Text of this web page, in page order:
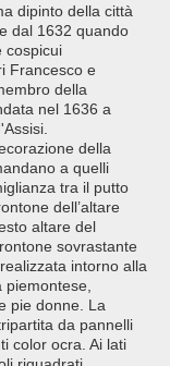
dipinto della città
dal 1632 quando
cospicui
Francesco e
della
nel 1636 a
della
a quelli
tra il putto
dell’altare
altare del
sovrastante
intorno alla
piemontese,
pie donne. La
da pannelli
color ocra. Ai lati